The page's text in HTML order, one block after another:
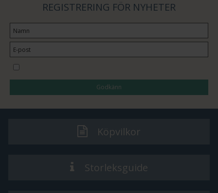
REGISTRERING FÖR NYHETER
Godkänn
Köpvilkor
Storleksguide